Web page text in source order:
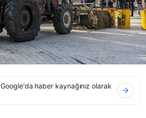
Google'da haber kaynağınız olarak